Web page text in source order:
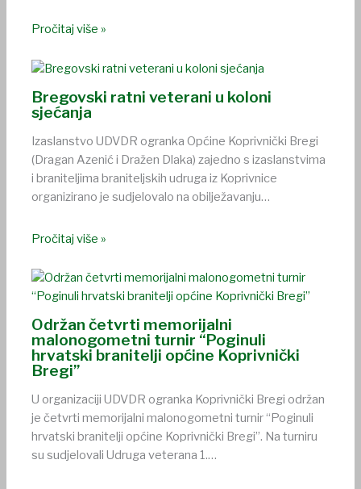
Pročitaj više »
Bregovski ratni veterani u koloni
sjećanja
Izaslanstvo UDVDR ogranka Općine Koprivnički Bregi
(Dragan Azenić i Dražen Dlaka) zajedno s izaslanstvima
i braniteljima braniteljskih udruga iz Koprivnice
organizirano je sudjelovalo na obilježavanju…
Pročitaj više »
Održan četvrti memorijalni
malonogometni turnir “Poginuli
hrvatski branitelji općine Koprivnički
Bregi”
U organizaciji UDVDR ogranka Koprivnički Bregi održan
je četvrti memorijalni malonogometni turnir “Poginuli
hrvatski branitelji općine Koprivnički Bregi”. Na turniru
su sudjelovali Udruga veterana 1.…